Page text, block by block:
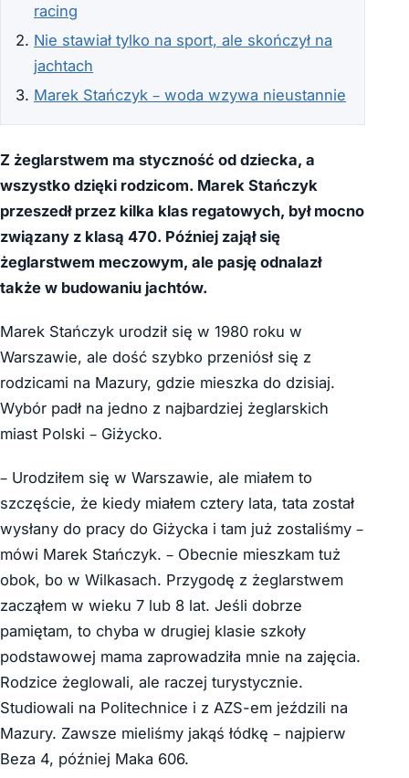
racing
Nie stawiał tylko na sport, ale skończył na
jachtach
Marek Stańczyk – woda wzywa nieustannie
Z żeglarstwem ma styczność od dziecka, a
wszystko dzięki rodzicom. Marek Stańczyk
przeszedł przez kilka klas regatowych, był mocno
związany z klasą 470. Później zajął się
żeglarstwem meczowym, ale pasję odnalazł
także w budowaniu jachtów.
Marek Stańczyk urodził się w 1980 roku w
Warszawie, ale dość szybko przeniósł się z
rodzicami na Mazury, gdzie mieszka do dzisiaj.
Wybór padł na jedno z najbardziej żeglarskich
miast Polski – Giżycko.
– Urodziłem się w Warszawie, ale miałem to
szczęście, że kiedy miałem cztery lata, tata został
wysłany do pracy do Giżycka i tam już zostaliśmy –
mówi Marek Stańczyk. – Obecnie mieszkam tuż
obok, bo w Wilkasach. Przygodę z żeglarstwem
zacząłem w wieku 7 lub 8 lat. Jeśli dobrze
pamiętam, to chyba w drugiej klasie szkoły
podstawowej mama zaprowadziła mnie na zajęcia.
Rodzice żeglowali, ale raczej turystycznie.
Studiowali na Politechnice i z AZS-em jeździli na
Mazury. Zawsze mieliśmy jakąś łódkę – najpierw
Beza 4, później Maka 606.